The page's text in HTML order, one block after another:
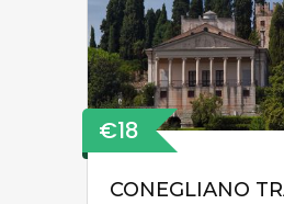
€18
CONEGLIANO